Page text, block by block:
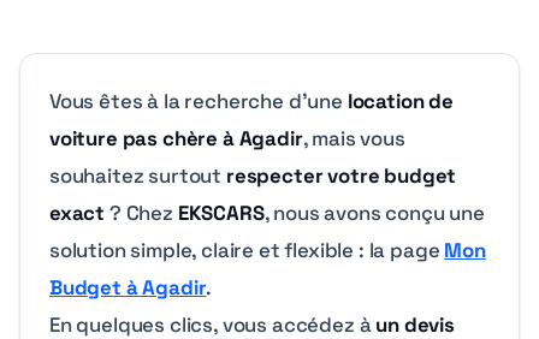
Vous êtes à la recherche d’une location de
voiture pas chère à Agadir, mais vous
souhaitez surtout respecter votre budget
exact ? Chez EKSCARS, nous avons conçu une
solution simple, claire et flexible : la page Mon
Budget à Agadir.
En quelques clics, vous accédez àun devis